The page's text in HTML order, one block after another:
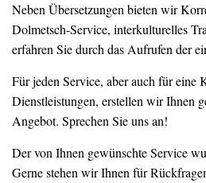
Neben Übersetzungen bieten wir
Dolmetsch-Service, interkulturelles
erfahren Sie durch das Aufrufen der
Für jeden Service, aber auch für eine
Dienstleistungen, erstellen wir Ihnen
Angebot. Sprechen Sie uns an!
Der von Ihnen gewünschte Service
Gerne stehen wir Ihnen für